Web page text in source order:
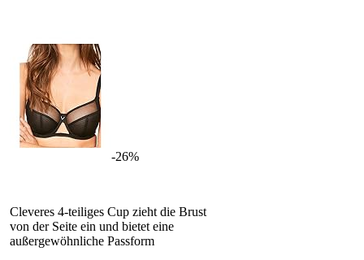
-26%
Cleveres 4-teiliges Cup zieht die Brust
von der Seite ein und bietet eine
außergewöhnliche Passform